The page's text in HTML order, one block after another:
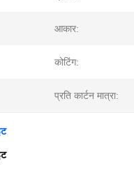
आकार:
कोटिंग:
प्रति कार्टन मात्रा: